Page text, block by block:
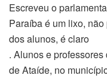
Escreveu o
Paraíba é um lixo,
dos alunos, é claro
. Alunos e
de Ataíde, no